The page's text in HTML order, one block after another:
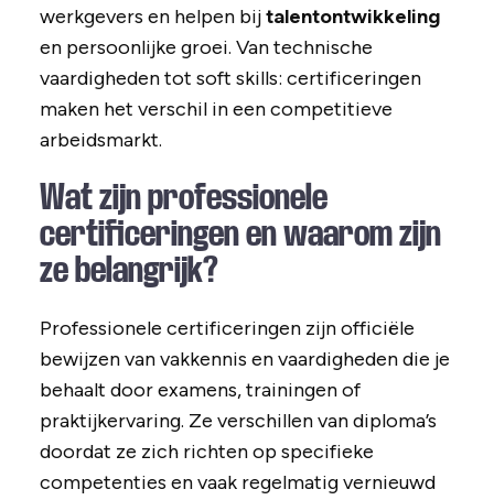
werkgevers en helpen bijtalentontwikkeling
en persoonlijke groei. Van technische
vaardigheden tot soft skills: certificeringen
maken het verschil in een competitieve
arbeidsmarkt.
Wat zijn professionele
certificeringen en waarom zijn
ze belangrijk?
Professionele certificeringen zijn officiële
bewijzen van vakkennis en vaardigheden die je
behaalt door examens, trainingen of
praktijkervaring. Ze verschillen van diploma’s
doordat ze zich richten op specifieke
competenties en vaak regelmatig vernieuwd